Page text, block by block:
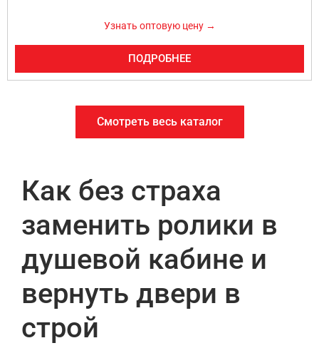
Узнать оптовую цену →
ПОДРОБНЕЕ
Смотреть весь каталог
Как без страха
заменить ролики в
душевой кабине и
вернуть двери в
строй